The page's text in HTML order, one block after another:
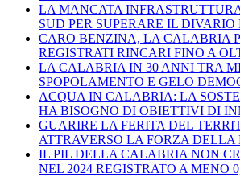
LA MANCATA
SUD PER SUPERARE IL DIVARIO
CARO BENZINA, LA CALABRIA
REGISTRATI RINCARI FINO A
LA CALABRIA IN 30 ANNI TRA
SPOPOLAMENTO E GELO
ACQUA IN CALABRIA: LA
HA BISOGNO DI OBIETTIVI DI
GUARIRE LA FERITA DEL
ATTRAVERSO LA FORZA
IL PIL DELLA CALABRIA NON
NEL 2024 REGISTRATO A MENO